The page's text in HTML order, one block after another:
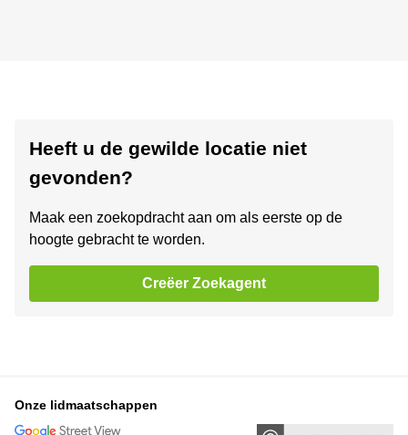
Heeft u de gewilde locatie niet
gevonden?
Maak een zoekopdracht aan om als eerste op de
hoogte gebracht te worden.
Creëer Zoekagent
Onze lidmaatschappen